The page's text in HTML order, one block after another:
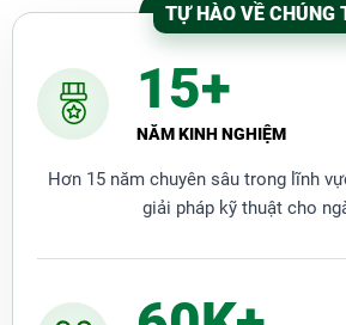
TỰ HÀO VỀ CHÚNG
15+
NĂM KINH NGHIỆM
Hơn 15 năm chuyên sâu trong lĩnh
giải pháp kỹ thuật cho